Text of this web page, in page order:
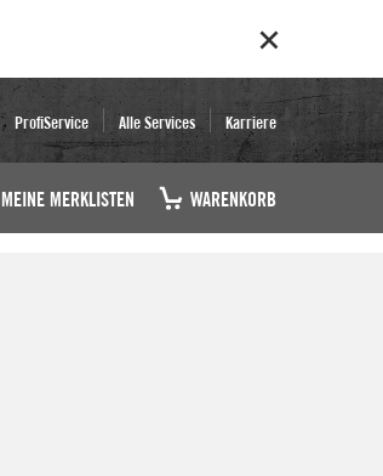
ProfiService Alle Services Karriere
MEINE MERKLISTEN WARENKORB